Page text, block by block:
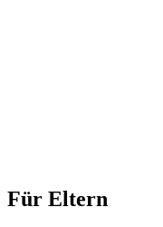
Für Eltern